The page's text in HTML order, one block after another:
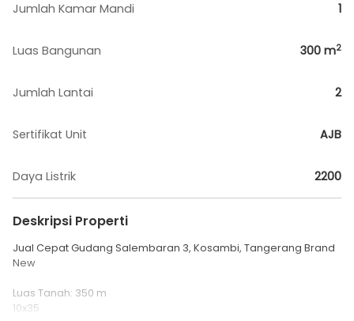
Jumlah Kamar Mandi 1
Luas Bangunan 300 m2
Jumlah Lantai 2
Sertifikat Unit AJB
Daya Listrik 2200
Deskripsi Properti
Jual Cepat Gudang Salembaran 3, Kosambi, Tangerang Brand
New
Luas Tanah: 350 m
10x35